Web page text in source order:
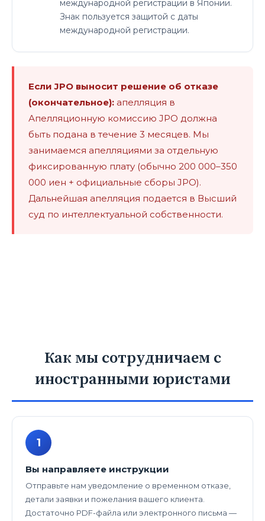
международной регистрации в Японии.
Знак пользуется защитой с даты
международной регистрации.
Если JPO выносит решение об отказе
(окончательное): апелляция в
Апелляционную комиссию JPO должна
быть подана в течение 3 месяцев. Мы
занимаемся апелляциями за отдельную
фиксированную плату (обычно 200 000–350
000 иен + официальные сборы JPO).
Дальнейшая апелляция подается в Высший
суд по интеллектуальной собственности.
Как мы сотрудничаем с
иностранными юристами
1
Вы направляете инструкции
Отправьте нам уведомление о временном отказе,
детали заявки и пожелания вашего клиента.
Достаточно PDF-файла или электронного письма —